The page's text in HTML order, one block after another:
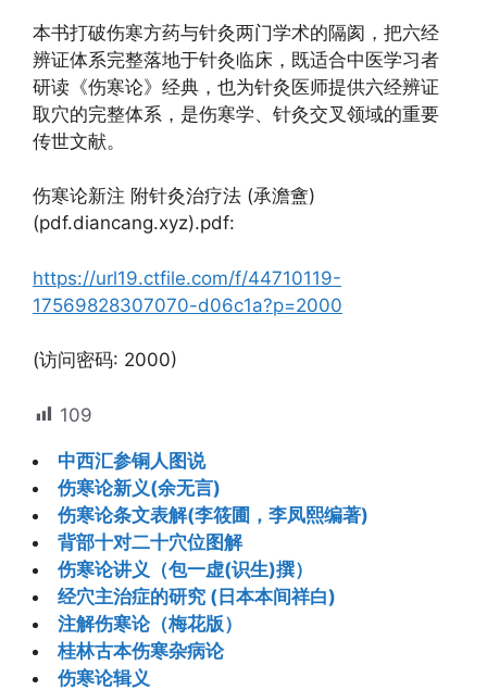
本书打破伤寒方药与针灸两门学术的隔阂，把六经
辨证体系完整落地于针灸临床，既适合中医学习者
研读《伤寒论》经典，也为针灸医师提供六经辨证
取穴的完整体系，是伤寒学、针灸交叉领域的重要
传世文献。
伤寒论新注 附针灸治疗法 (承澹盦)
(pdf.diancang.xyz).pdf:
https://url19.ctfile.com/f/44710119-
17569828307070-d06c1a?p=2000
(访问密码: 2000)
109
中西汇参铜人图说
伤寒论新义(余无言)
伤寒论条文表解(李筱圃，李凤熙编著)
背部十对二十穴位图解
伤寒论讲义（包一虚(识生)撰）
经穴主治症的研究 (日本本间祥白)
注解伤寒论（梅花版）
桂林古本伤寒杂病论
伤寒论辑义